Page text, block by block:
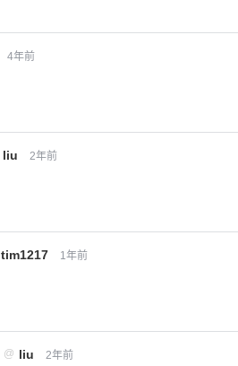
4年前
liu 2年前
tim1217 1年前
@ liu 2年前